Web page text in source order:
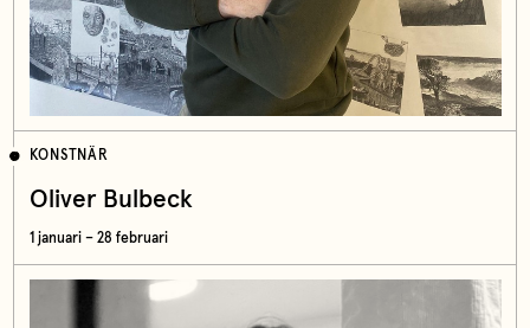
KONSTNÄR
Oliver Bulbeck
1 januari – 28 februari